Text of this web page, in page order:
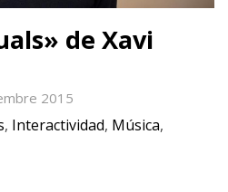
de Xavi
2015
, Interactividad, Música,